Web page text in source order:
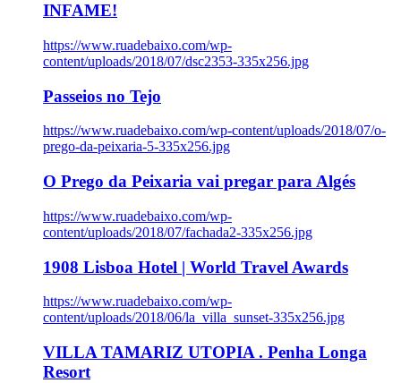
INFAME!
https://www.ruadebaixo.com/wp-
content/uploads/2018/07/dsc2353-335x256.jpg
Passeios no Tejo
https://www.ruadebaixo.com/wp-content/uploads/2018/07/o-
prego-da-peixaria-5-335x256.jpg
O Prego da Peixaria vai pregar para Algés
https://www.ruadebaixo.com/wp-
content/uploads/2018/07/fachada2-335x256.jpg
1908 Lisboa Hotel | World Travel Awards
https://www.ruadebaixo.com/wp-
content/uploads/2018/06/la_villa_sunset-335x256.jpg
VILLA TAMARIZ UTOPIA . Penha Longa
Resort